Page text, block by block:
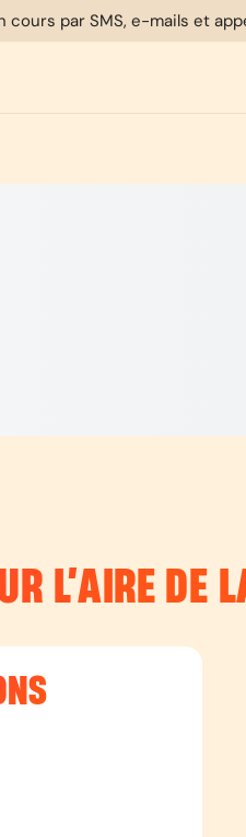
par SMS, e-mails et
L’AIRE DE